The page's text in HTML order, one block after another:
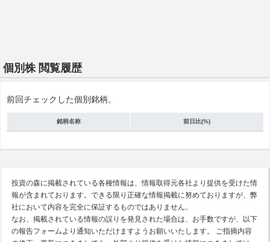
個別株 閲覧履歴
前回チェックした個別銘柄。
銘柄名称 前日比(%)
投資の森に掲載されている各種情報は、情報取得元各社より提供を受けた情
報が含まれております。できる限り正確な情報掲載に努めておりますが、弊
社において内容を完全に保証するものではありません。
なお、掲載されている情報の誤りを発見された場合は、お手数ですが、以下
の報告フォームより通知いただけますようお願いいたします。 ご指摘内容